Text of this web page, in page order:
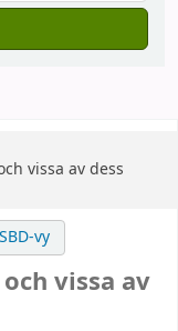
vissa av dess
vy
vissa av